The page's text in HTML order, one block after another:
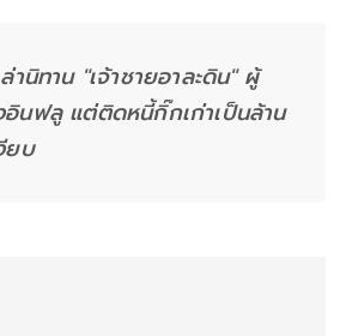
านิทาน "เจ้าชายอาละดิน" ผู้
นฟลู แต่ติดหนี้กิ๊กเก่าเป็นล้าน
ยบ